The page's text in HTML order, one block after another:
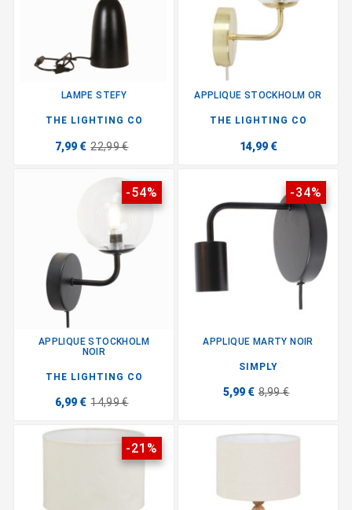
LAMPE STEFY
THE LIGHTING CO
7,99 € 22,99 €
APPLIQUE STOCKHOLM OR
THE LIGHTING CO
14,99 €
-54%
APPLIQUE STOCKHOLM
NOIR
THE LIGHTING CO
6,99 € 14,99 €
-34%
APPLIQUE MARTY NOIR
SIMPLY
5,99 € 8,99 €
-21%